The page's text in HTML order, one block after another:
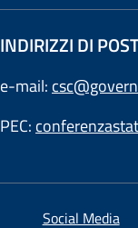
INDIRIZZI DI
e-mail:
PEC:
Social Media